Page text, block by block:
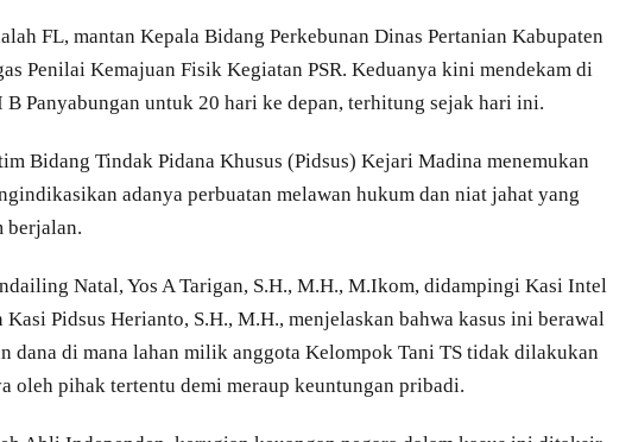
FL, mantan Kepala Bidang Perkebunan Dinas Pertanian Kabupaten
Penilai Kemajuan Fisik Kegiatan PSR. Keduanya kini mendekam di
B Panyabungan untuk 20 hari ke depan, terhitung sejak hari ini.
Bidang Tindak Pidana Khusus (Pidsus) Kejari Madina menemukan
adanya perbuatan melawan hukum dan niat jahat yang
berjalan.
Natal, Yos A Tarigan, S.H., M.H., M.Ikom, didampingi Kasi Intel
Pidsus Herianto, S.H., M.H., menjelaskan bahwa kasus ini berawal
dana di mana lahan milik anggota Kelompok Tani TS tidak dilakukan
oleh pihak tertentu demi meraup keuntungan pribadi.